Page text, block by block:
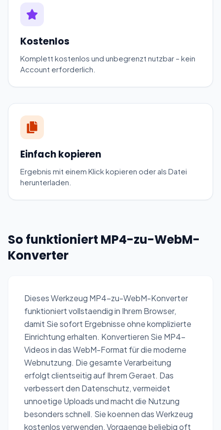
Kostenlos
Komplett kostenlos und unbegrenzt nutzbar – kein
Account erforderlich.
Einfach kopieren
Ergebnis mit einem Klick kopieren oder als Datei
herunterladen.
So funktioniert MP4-zu-WebM-
Konverter
Dieses Werkzeug MP4-zu-WebM-Konverter
funktioniert vollstaendig in Ihrem Browser,
damit Sie sofort Ergebnisse ohne komplizierte
Einrichtung erhalten. Konvertieren Sie MP4-
Videos in das WebM-Format für die moderne
Webnutzung. Die gesamte Verarbeitung
erfolgt clientseitig auf Ihrem Geraet. Das
verbessert den Datenschutz, vermeidet
unnoetige Uploads und macht die Nutzung
besonders schnell. Sie koennen das Werkzeug
kostenlos verwenden, Vorgaenge beliebig oft